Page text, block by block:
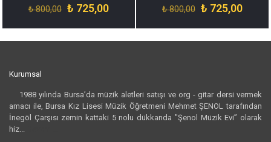
₺800,00 Orijinal
₺ 800,00.
₺ 725,00Şu
fiyat:
₺ 725,00.
₺800,00 Orijinal
₺ 800,00.
₺ 725,00Şu
fiyat:
₺
Kurumsal
1988 yılında Bursa’da müzik aletleri satışı ve org - gitar dersi vermek
amacı ile, Bursa Kız Lisesi Müzik Öğretmeni Mehmet ŞENOL tarafından
İnegöl Çarşısı zemin kattaki 5 nolu dükkanda "Şenol Müzik Evi” olarak
hiz...